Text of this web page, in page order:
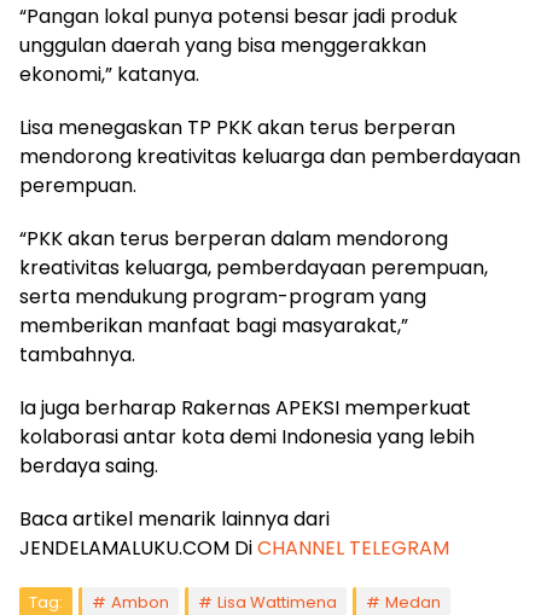
“Pangan lokal punya potensi besar jadi produk
unggulan daerah yang bisa menggerakkan
ekonomi,” katanya.
Lisa menegaskan TP PKK akan terus berperan
mendorong kreativitas keluarga dan pemberdayaan
perempuan.
“PKK akan terus berperan dalam mendorong
kreativitas keluarga, pemberdayaan perempuan,
serta mendukung program-program yang
memberikan manfaat bagi masyarakat,”
tambahnya.
Ia juga berharap Rakernas APEKSI memperkuat
kolaborasi antar kota demi Indonesia yang lebih
berdaya saing.
Baca artikel menarik lainnya dari
JENDELAMALUKU.COM DiCHANNEL TELEGRAM
Tag: Ambon Lisa Wattimena
Medan